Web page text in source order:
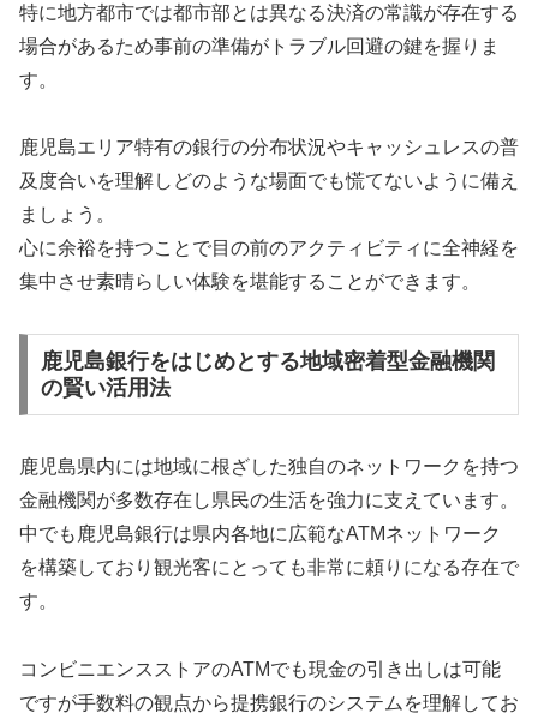
特に地方都市では都市部とは異なる決済の常識が存在する
場合があるため事前の準備がトラブル回避の鍵を握りま
す。
鹿児島エリア特有の銀行の分布状況やキャッシュレスの普
及度合いを理解しどのような場面でも慌てないように備え
ましょう。
心に余裕を持つことで目の前のアクティビティに全神経を
集中させ素晴らしい体験を堪能することができます。
鹿児島銀行をはじめとする地域密着型金融機関
の賢い活用法
鹿児島県内には地域に根ざした独自のネットワークを持つ
金融機関が多数存在し県民の生活を強力に支えています。
中でも鹿児島銀行は県内各地に広範なATMネットワーク
を構築しており観光客にとっても非常に頼りになる存在で
す。
コンビニエンスストアのATMでも現金の引き出しは可能
ですが手数料の観点から提携銀行のシステムを理解してお